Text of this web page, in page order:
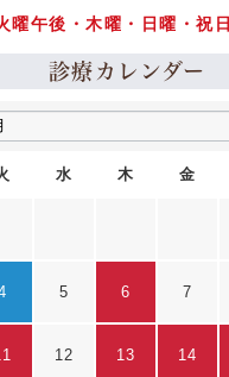
曜午後・木曜・日曜・祝日
診療カレンダー
水 木 金
5 6 7
12 13 14